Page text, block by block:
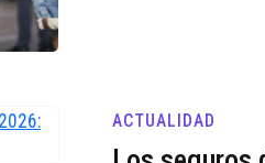
ACTUALIDAD